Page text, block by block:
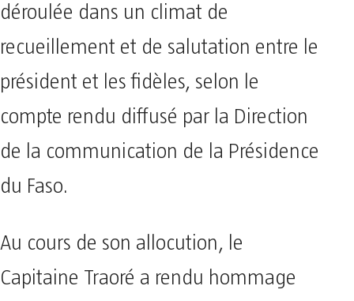
déroulée dans un climat de
recueillement et de salutation entre le
président et les fidèles, selon le
compte rendu diffusé par la Direction
de la communication de la Présidence
du Faso.
Au cours de son allocution, le
Capitaine Traoré a rendu hommage